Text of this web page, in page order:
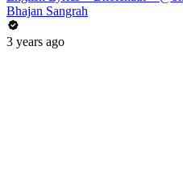
Bhajan Sangrah
3 years ago